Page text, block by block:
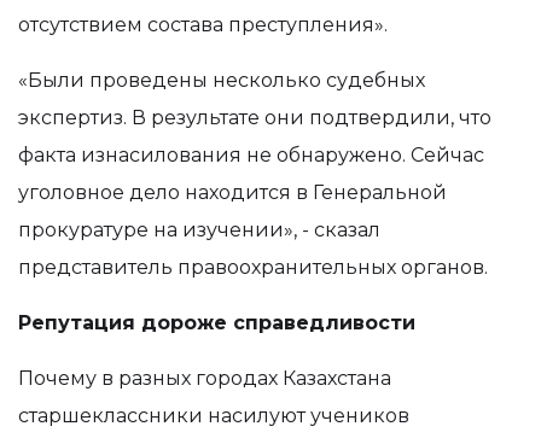
отсутствием состава преступления».
«Были проведены несколько судебных
экспертиз. В результате они подтвердили, что
факта изнасилования не обнаружено. Сейчас
уголовное дело находится в Генеральной
прокуратуре на изучении», - сказал
представитель правоохранительных органов.
Репутация дороже справедливости
Почему в разных городах Казахстана
старшеклассники насилуют учеников